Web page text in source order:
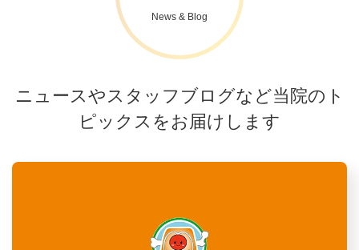
News & Blog
ニュースやスタッフブログなど当院のト
ピックスをお届けします